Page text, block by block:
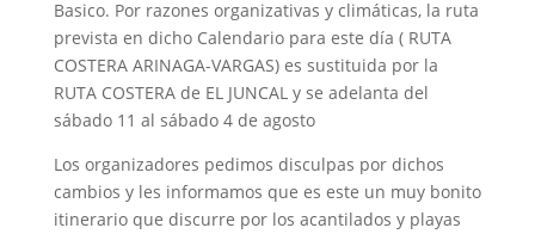
Basico. Por razones organizativas y climáticas, la ruta
prevista en dicho Calendario para este día ( RUTA
COSTERA ARINAGA-VARGAS) es sustituida por la
RUTA COSTERA de EL JUNCAL y se adelanta del
sábado 11 al sábado 4 de agosto
Los organizadores pedimos disculpas por dichos
cambios y les informamos que es este un muy bonito
itinerario que discurre por los acantilados y playas